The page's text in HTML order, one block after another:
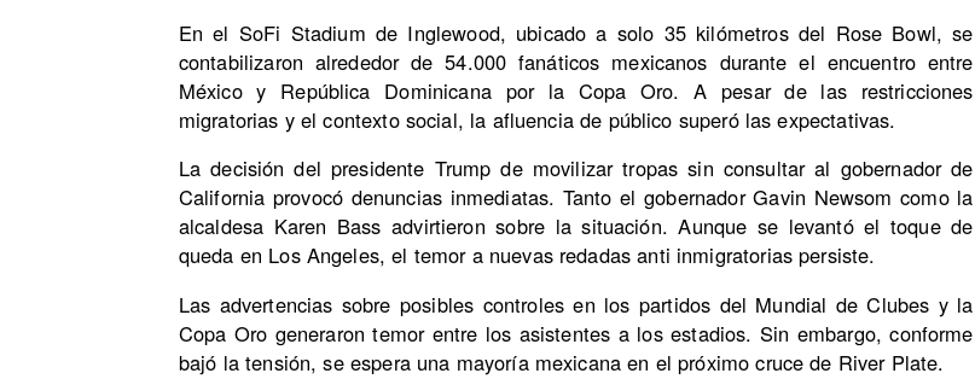
En el SoFi Stadium de Inglewood, ubicado a solo 35 kilómetros del Rose Bowl, se
contabilizaron alrededor de 54.000 fanáticos mexicanos durante el encuentro entre
México y República Dominicana por la Copa Oro. A pesar de las restricciones
migratorias y el contexto social, la afluencia de público superó las expectativas.
La decisión del presidente Trump de movilizar tropas sin consultar al gobernador de
California provocó denuncias inmediatas. Tanto el gobernador Gavin Newsom como la
alcaldesa Karen Bass advirtieron sobre la situación. Aunque se levantó el toque de
queda en Los Angeles, el temor a nuevas redadas anti inmigratorias persiste.
Las advertencias sobre posibles controles en los partidos del Mundial de Clubes y la
Copa Oro generaron temor entre los asistentes a los estadios. Sin embargo, conforme
bajó la tensión, se espera una mayoría mexicana en el próximo cruce de River Plate.